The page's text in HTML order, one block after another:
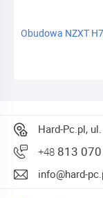
Obudowa NZXT
Hard-Pc.pl,
+48 813
info@hard-